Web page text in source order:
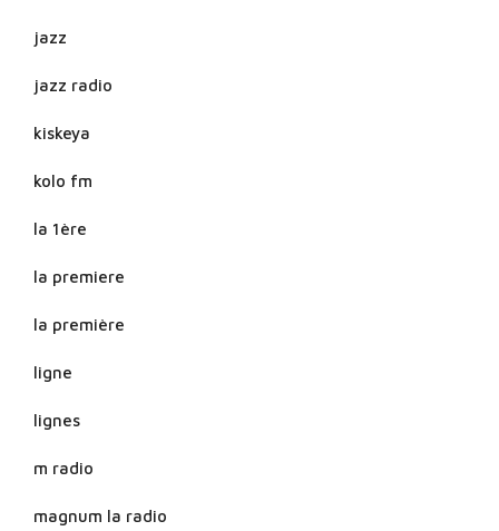
jazz
jazz radio
kiskeya
kolo fm
la 1ère
la premiere
la première
ligne
lignes
m radio
magnum la radio